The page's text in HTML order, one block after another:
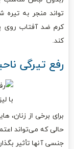
تواند منجر به
کرم ضد آفتاب روی
کند.
رفع تیرگی
برای برخی از زنان،
حالی که می‌تواند
جنسی آنها تأثیر